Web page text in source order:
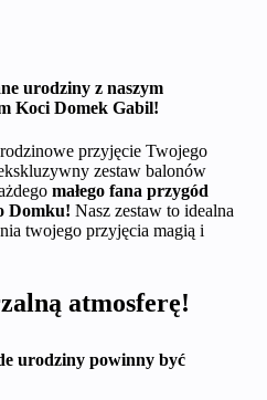
urodziny z naszym
Koci Domek Gabil!
przyjęcie Twojego
zestaw balonów
małego fana przygód
Domku! Nasz zestaw to idealna
twojego przyjęcia magią i
atmosferę!
urodziny powinny być